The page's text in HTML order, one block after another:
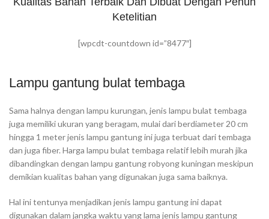
Ketelitian
[wpcdt-countdown id=”8477″]
Lampu gantung bulat tembaga
Sama halnya dengan lampu kurungan, jenis lampu bulat tembaga
juga memiliki ukuran yang beragam, mulai dari berdiameter 20 cm
hingga 1 meter jenis lampu gantung ini juga terbuat dari tembaga
dan juga fiber. Harga lampu bulat tembaga relatif lebih murah jika
dibandingkan dengan lampu gantung robyong kuningan meskipun
demikian kualitas bahan yang digunakan juga sama baiknya.
Hal ini tentunya menjadikan jenis lampu gantung ini dapat
digunakan dalam jangka waktu yang lama jenis lampu gantung